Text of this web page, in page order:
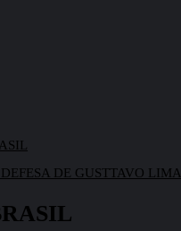
DE GUSTTAVO LIMA